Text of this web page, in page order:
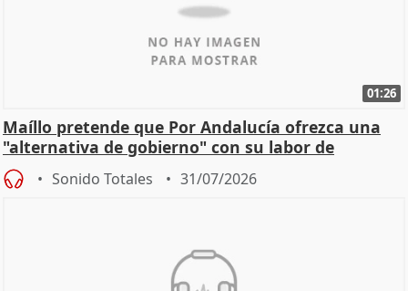
01:26
Maíllo pretende que Por Andalucía ofrezca una
"alternativa de gobierno" con su labor de
oposición
Sonido Totales 31/07/2026